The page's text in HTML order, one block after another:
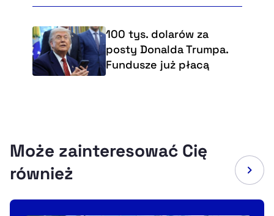
100 tys. dolarów za
posty Donalda Trumpa.
Fundusze już płacą
Może zainteresować Cię
również